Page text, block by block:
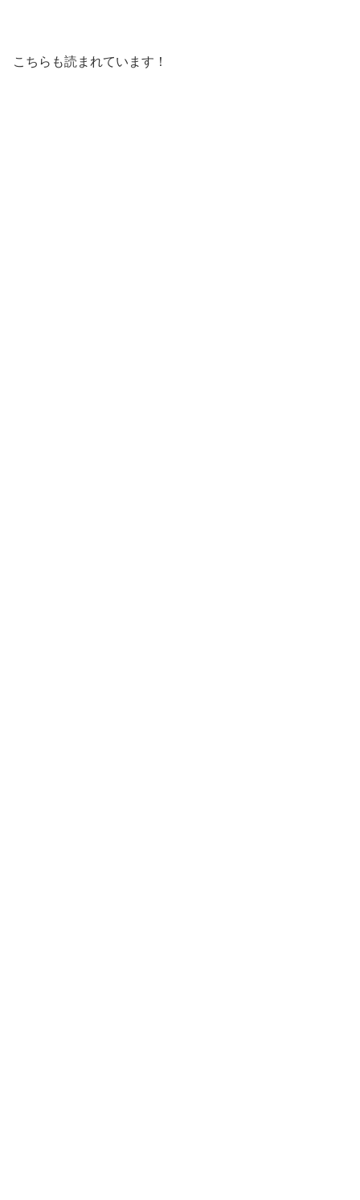
こちらも読まれています！